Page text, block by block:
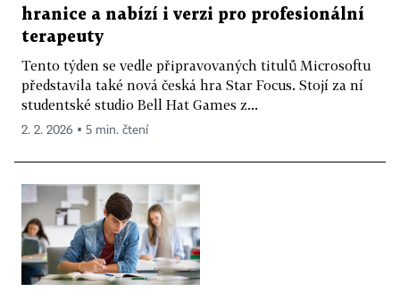
hranice a nabízí i verzi pro profesionální
terapeuty
Tento týden se vedle připravovaných titulů Microsoftu
představila také nová česká hra Star Focus. Stojí za ní
studentské studio Bell Hat Games z...
2. 2. 2026 ▪ 5 min. čtení